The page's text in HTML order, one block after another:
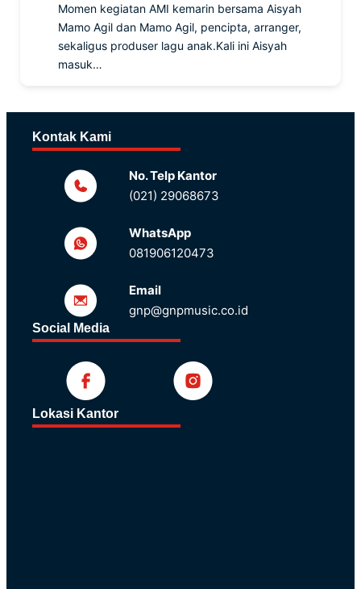
Momen kegiatan AMI kemarin bersama Aisyah
Mamo Agil dan Mamo Agil, pencipta, arranger,
sekaligus produser lagu anak.Kali ini Aisyah
masuk…
Kontak Kami
No. Telp Kantor
(021) 29068673
WhatsApp
081906120473
Email
gnp@gnpmusic.co.id
Social Media
Lokasi Kantor